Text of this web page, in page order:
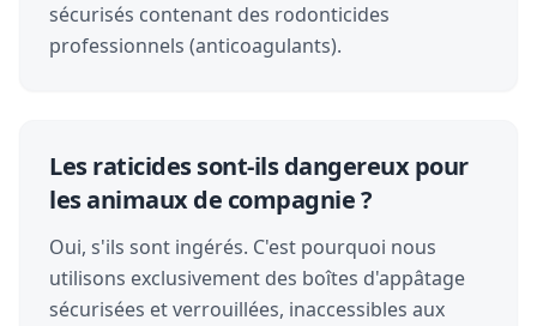
sécurisés contenant des rodonticides
professionnels (anticoagulants).
Les raticides sont-ils dangereux pour
les animaux de compagnie ?
Oui, s'ils sont ingérés. C'est pourquoi nous
utilisons exclusivement des boîtes d'appâtage
sécurisées et verrouillées, inaccessibles aux